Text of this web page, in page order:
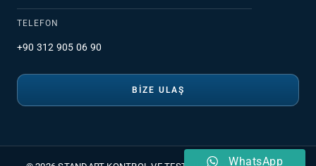
TELEFON
+90 312 905 06 90
BIZE ULAŞ
WhatsApp